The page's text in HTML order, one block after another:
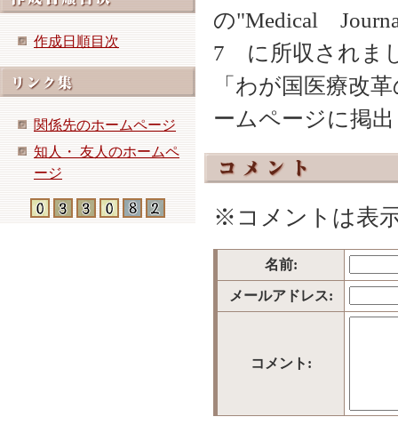
作成日順目次
関係先のホームページ
知人・ 友人のホームペ
ージ
の"Medical
7 に所収されま
「わが国医療改
ームページに掲
※コメントは表
名前:
メールアドレス:
コメント: